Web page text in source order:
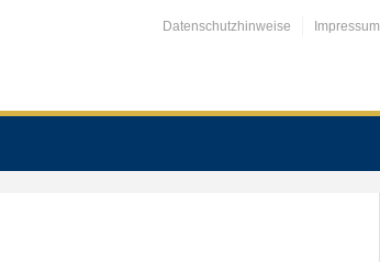
Datenschutzhinweise Impressum